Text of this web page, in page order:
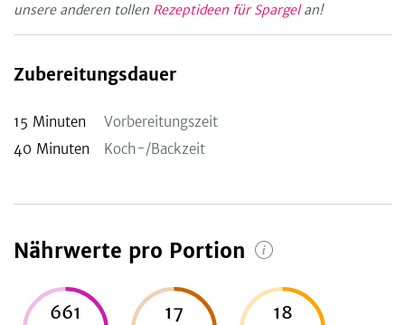
unsere anderen tollen Rezeptideen für Spargelan!
Zubereitungsdauer
15 Minuten
Vorbereitungszeit
40 Minuten Koch-/Backzeit
Nährwerte pro Portion
661 17 18